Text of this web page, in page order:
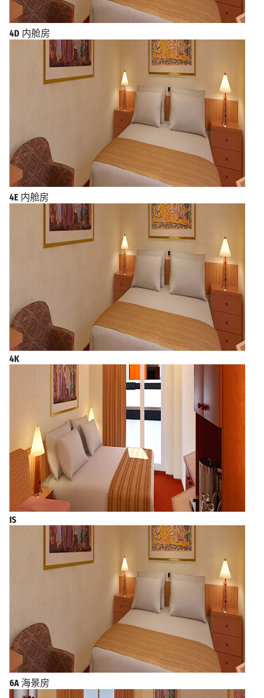
4D 内舱房
4E 内舱房
4K
IS
6A 海景房